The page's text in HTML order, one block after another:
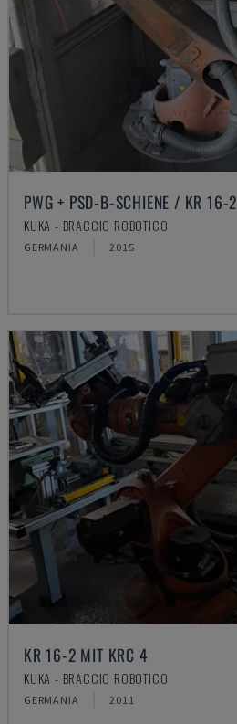
PWG + PSD-B-SCHIENE / KR 16-2
KUKA - BRACCIO ROBOTICO
GERMANIA 2015
KR 16-2 MIT KRC 4
KUKA - BRACCIO ROBOTICO
GERMANIA 2011